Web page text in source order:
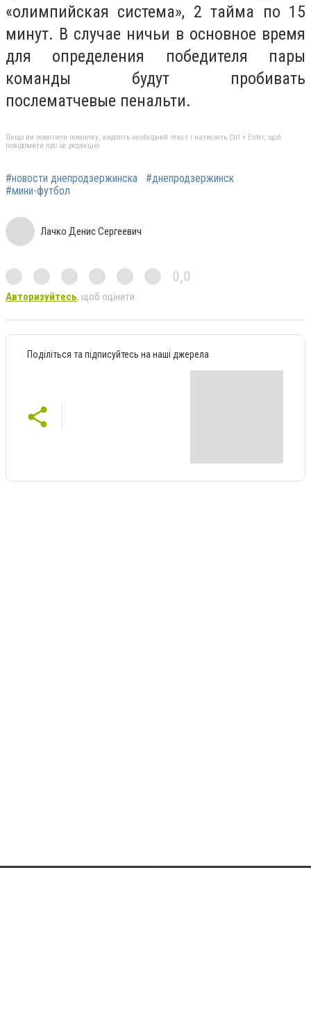
«олимпийская система», 2 тайма по 15
минут. В случае ничьи в основное время
для определения победителя пары
команды будут пробивать
послематчевые пенальти.
Якщо ви помітили помилку, виділіть необхідний текст і натисніть Ctrl + Enter, щоб
повідомити про це редакцію
#новости днепродзержинска
#днепродзержинск
#мини-футбол
Лачко Денис Сергеевич
0,0
Авторизуйтесь, щоб оцінити
Поділіться та підписуйтесь на наші джерела